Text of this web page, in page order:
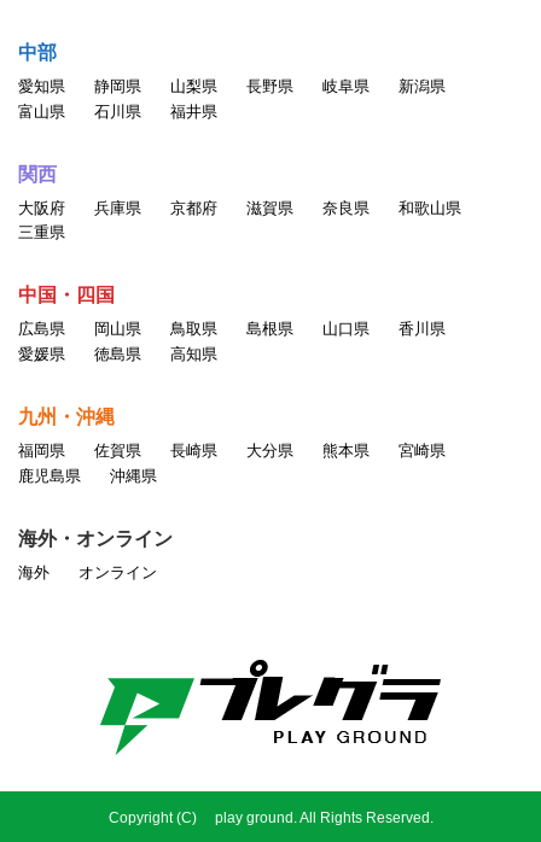
中部
愛知県 静岡県 山梨県 長野県 岐阜県
新潟県
富山県
石川県 福井県
関西
大阪府 兵庫県 京都府 滋賀県 奈良県
和歌山県
三重県
中国・四国
広島県 岡山県 鳥取県 島根県 山口県
香川県
愛媛県
徳島県 高知県
九州・沖縄
福岡県 佐賀県 長崎県 大分県 熊本県
宮崎県
鹿児島県
沖縄県
海外・オンライン
海外 オンライン
Copyright (C) play ground. All Rights Reserved.